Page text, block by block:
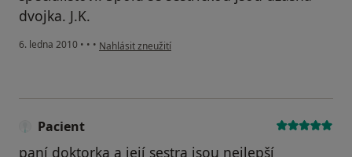
dvojka. J.K.
6. ledna 2010 • • • podle názoru uživatele Pacient
Nahlásit zneužití
Pacient
paní doktorka a její sestra jsou nejlepší